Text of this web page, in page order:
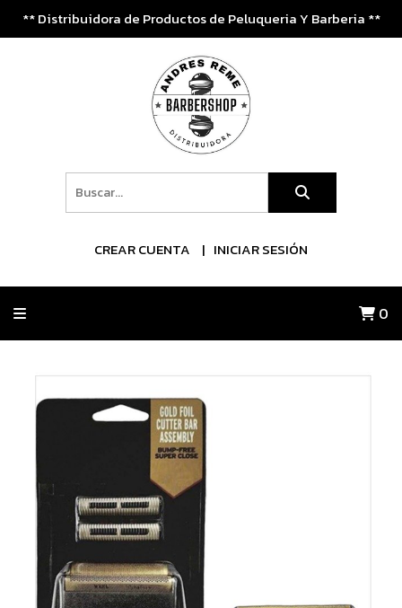
** Distribuidora de Productos de Peluqueria Y Barberia **
CREAR CUENTA INICIAR SESIÓN
0